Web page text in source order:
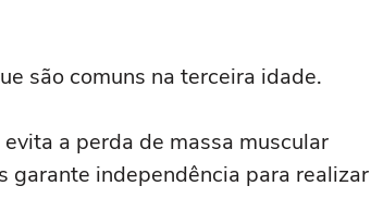
são comuns na terceira idade.
a perda de massa muscular
garante independência para realizar